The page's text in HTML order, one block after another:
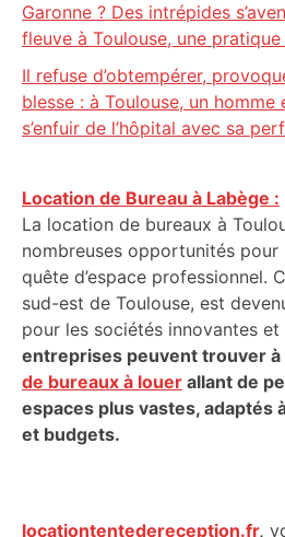
Garonne ? Des intrépides
fleuve à Toulouse, une
Il refuse d’obtempérer,
blesse : à Toulouse, un
s’enfuir de l’hôpital avec sa
Location de Bureau à Labège :
La location de bureaux à
nombreuses opportunités pour
quête d’espace professionnel.
sud-est de Toulouse, est
pour les sociétés innovantes
entreprises peuvent trouver à
de bureaux à louer allant de
espaces plus vastes, adaptés
et budgets.
locationtentedereception.fr,